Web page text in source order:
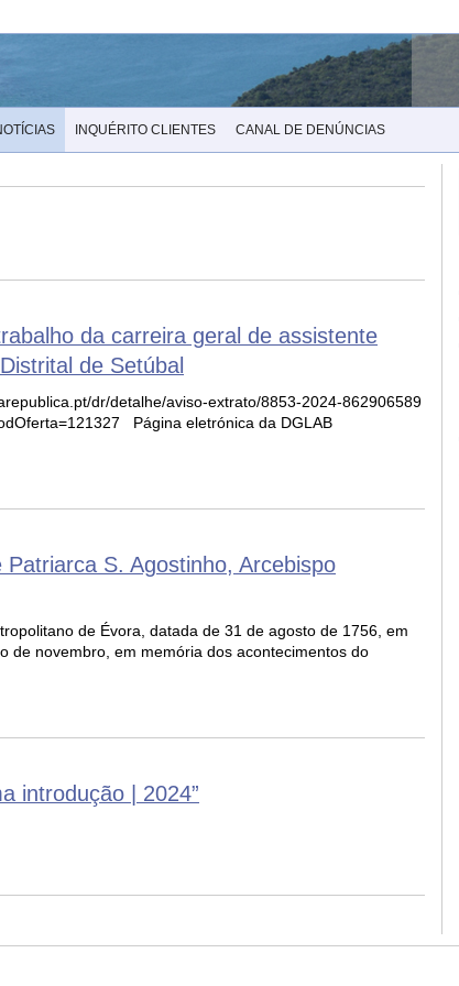
INQUÉRITO CLIENTES CANAL DE DENÚNCIAS
da carreira geral de assistente
de Setúbal
dr/detalhe/aviso-extrato/8853-2024-862906589
Página eletrónica da DGLAB
S. Agostinho, Arcebispo
de Évora, datada de 31 de agosto de 1756, em
de novembro, em memória dos acontecimentos do
introdução | 2024”